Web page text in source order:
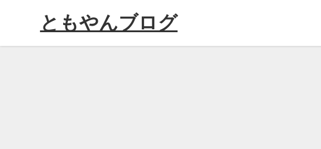
ともやんブログ